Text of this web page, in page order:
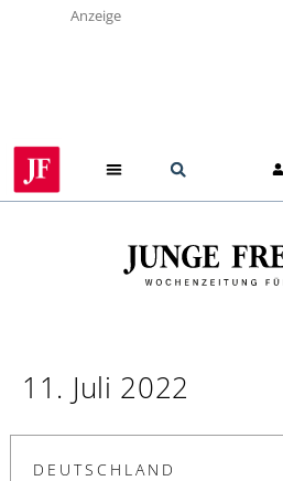
Anzeige
11. Juli 2022
DEUTSCHLAND